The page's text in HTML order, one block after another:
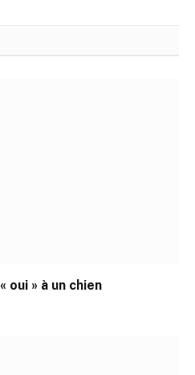
oui » à un chien